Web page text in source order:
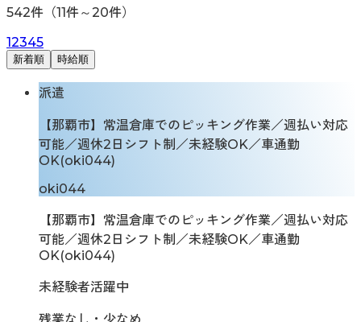
542件（11件～20件）
12345
新着順 時給順
派遣
【那覇市】常温倉庫でのピッキング作業／週払い対応
可能／週休2日シフト制／未経験OK／車通勤
OK(oki044)
oki044
【那覇市】常温倉庫でのピッキング作業／週払い対応
可能／週休2日シフト制／未経験OK／車通勤
OK(oki044)
未経験者活躍中